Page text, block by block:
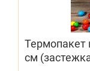
Термопакет
см